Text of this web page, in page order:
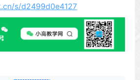
s/d2499d0e4127